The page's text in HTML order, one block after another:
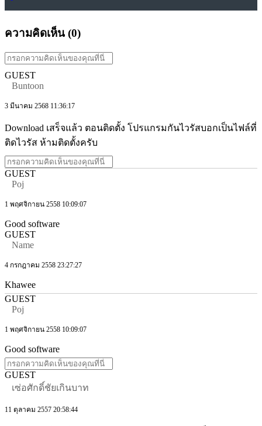
ความคิดเห็น (0)
GUEST
Buntoon
3 มีนาคม 2568 11:36:17
Download เสร็จแล้ว ตอนติดตั้ง โปรแกรมกันไวรัสบอกเป็นไฟล์ที่
ติดไวรัส ห้ามติดตั้งครับ
GUEST
Poj
1 พฤศจิกายน 2558 10:09:07
Good software
GUEST
Name
4 กรกฎาคม 2558 23:27:27
Khawee
GUEST
Poj
1 พฤศจิกายน 2558 10:09:07
Good software
GUEST
เซ่อศักดิ์ชัยเกินบาท
11 ตุลาคม 2557 20:58:44